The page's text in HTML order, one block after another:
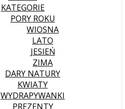
KATEGORIE
PORY ROKU
WIOSNA
LATO
JESIEŃ
ZIMA
DARY NATURY
KWIATY
WYDRAPYWANKI
PREZENTY